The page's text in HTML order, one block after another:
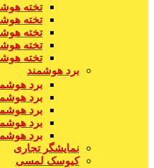
تخته هوشمند
تخته هوشمند
تخته هوشمند
تخته هوشمند
تخته هوشمند
برد هوشمند
برد هوشمند 55
برد هوشمند 65
برد هوشمند 75
برد هوشمند 86
برد هوشمند 98
نمایشگر تجاری
کیوسک لمسی